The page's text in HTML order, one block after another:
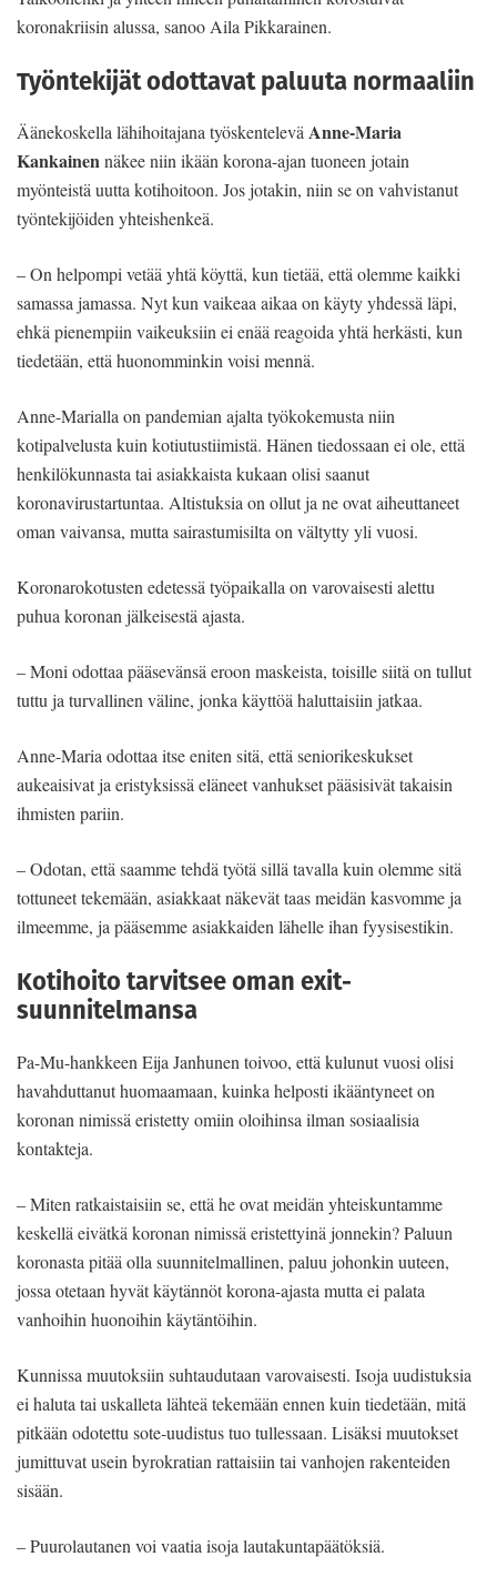
koronakriisin alussa, sanoo Aila Pikkarainen.
Työntekijät odottavat paluuta normaaliin
Äänekoskella lähihoitajana työskenteleväAnne-Maria
Kankainennäkee niin ikään korona-ajan tuoneen jotain
myönteistä uutta kotihoitoon. Jos jotakin, niin se on vahvistanut
työntekijöiden yhteishenkeä.
– On helpompi vetää yhtä köyttä, kun tietää, että olemme kaikki
samassa jamassa. Nyt kun vaikeaa aikaa on käyty yhdessä läpi,
ehkä pienempiin vaikeuksiin ei enää reagoida yhtä herkästi, kun
tiedetään, että huonomminkin voisi mennä.
Anne-Marialla on pandemian ajalta työkokemusta niin
kotipalvelusta kuin kotiutustiimistä. Hänen tiedossaan ei ole, että
henkilökunnasta tai asiakkaista kukaan olisi saanut
koronavirustartuntaa. Altistuksia on ollut ja ne ovat aiheuttaneet
oman vaivansa, mutta sairastumisilta on vältytty yli vuosi.
Koronarokotusten edetessä työpaikalla on varovaisesti alettu
puhua koronan jälkeisestä ajasta.
– Moni odottaa pääsevänsä eroon maskeista, toisille siitä on tullut
tuttu ja turvallinen väline, jonka käyttöä haluttaisiin jatkaa.
Anne-Maria odottaa itse eniten sitä, että seniorikeskukset
aukeaisivat ja eristyksissä eläneet vanhukset pääsisivät takaisin
ihmisten pariin.
– Odotan, että saamme tehdä työtä sillä tavalla kuin olemme sitä
tottuneet tekemään, asiakkaat näkevät taas meidän kasvomme ja
ilmeemme, ja pääsemme asiakkaiden lähelle ihan fyysisestikin.
Kotihoito tarvitsee oman exit-
suunnitelmansa
Pa-Mu-hankkeen Eija Janhunen toivoo, että kulunut vuosi olisi
havahduttanut huomaamaan, kuinka helposti ikääntyneet on
koronan nimissä eristetty omiin oloihinsa ilman sosiaalisia
kontakteja.
– Miten ratkaistaisiin se, että he ovat meidän yhteiskuntamme
keskellä eivätkä koronan nimissä eristettyinä jonnekin? Paluun
koronasta pitää olla suunnitelmallinen, paluu johonkin uuteen,
jossa otetaan hyvät käytännöt korona-ajasta mutta ei palata
vanhoihin huonoihin käytäntöihin.
Kunnissa muutoksiin suhtaudutaan varovaisesti. Isoja uudistuksia
ei haluta tai uskalleta lähteä tekemään ennen kuin tiedetään, mitä
pitkään odotettu sote-uudistus tuo tullessaan. Lisäksi muutokset
jumittuvat usein byrokratian rattaisiin tai vanhojen rakenteiden
sisään.
– Puurolautanen voi vaatia isoja lautakuntapäätöksiä.